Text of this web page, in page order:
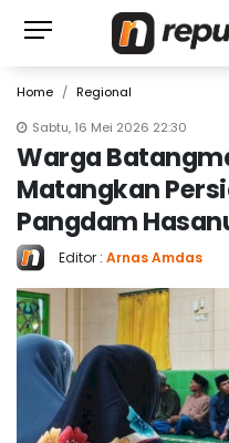
Home
Regional
Sabtu, 16 Mei 2026 22:30
Warga
Matangkan
Pangdam
Editor : Arnas Amdas